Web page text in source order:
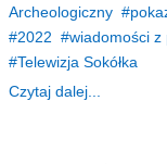
Archeologiczny
2022
wiadomości z
Telewizja Sokółka
Czytaj dalej...